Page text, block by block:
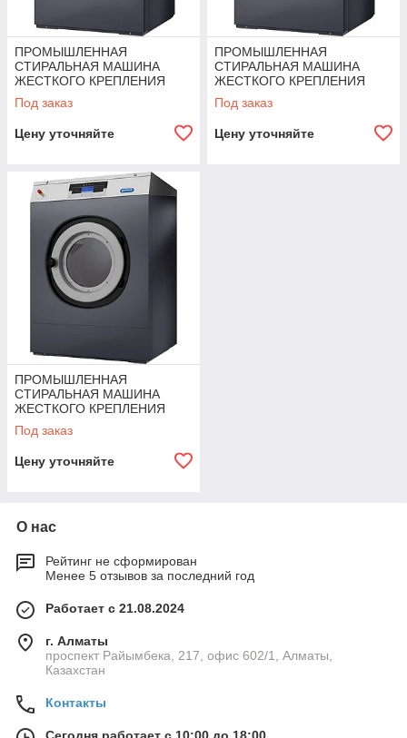
ПРОМЫШЛЕННАЯ
СТИРАЛЬНАЯ МАШИНА
ЖЕСТКОГО КРЕПЛЕНИЯ
RX280
Под заказ
Цену уточняйте
ПРОМЫШЛЕННАЯ
СТИРАЛЬНАЯ МАШИНА
ЖЕСТКОГО КРЕПЛЕНИЯ
RX350
Под заказ
Цену уточняйте
ПРОМЫШЛЕННАЯ
СТИРАЛЬНАЯ МАШИНА
ЖЕСТКОГО КРЕПЛЕНИЯ
RX520
Под заказ
Цену уточняйте
О нас
Рейтинг не сформирован
Менее 5 отзывов за последний год
Работает с 21.08.2024
г. Алматы
проспект Райымбека, 217, офис 602/1, Алматы,
Казахстан
Контакты